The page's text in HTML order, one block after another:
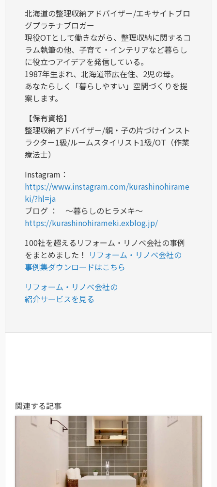
北海道の整理収納アドバイザー/エキサイトブロ
グプラチナブロガー
現役OTとして働きながら、整理収納に関するコ
ラム執筆の他、子育て・インテリアなど暮らし
に役立つアイデアを発信している。
1987年生まれ、北海道帯広在住、2児の母。
あなたらしく「暮らしやすい」空間づくりを提
案します。
【保有資格】
整理収納アドバイザー/親・子の片づけインスト
ラクター1級/ルームスタイリスト1級/OT（作業
療法士）
Instagram：
https://www.instagram.com/kurashinohirame
ki/?hl=ja
ブログ ： ～暮らしのヒラメキ～
https://kurashinohirameki.exblog.jp/
100社を超えるリフォーム・リノベ会社の事例
をまとめました！ リフォーム・リノベ会社の
事例集ダウンロードはこちら
リフォーム・リノベ会社の
紹介サービスを見る
関連する記事